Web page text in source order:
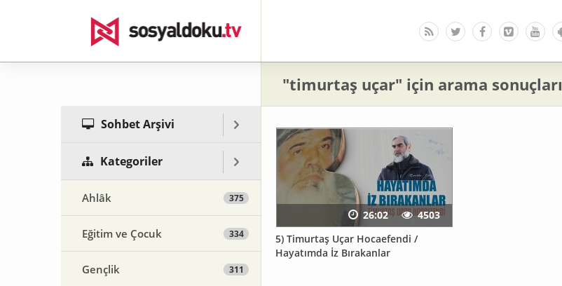
Sohbet Arşivi
Kategoriler
Ahlâk 375
Eğitim ve Çocuk 334
Gençlik 311
"timurtaş uçar" için arama sonuçları
5) Timurtaş Uçar Hocaefendi /
Hayatımda İz Bırakanlar
26:02 4503